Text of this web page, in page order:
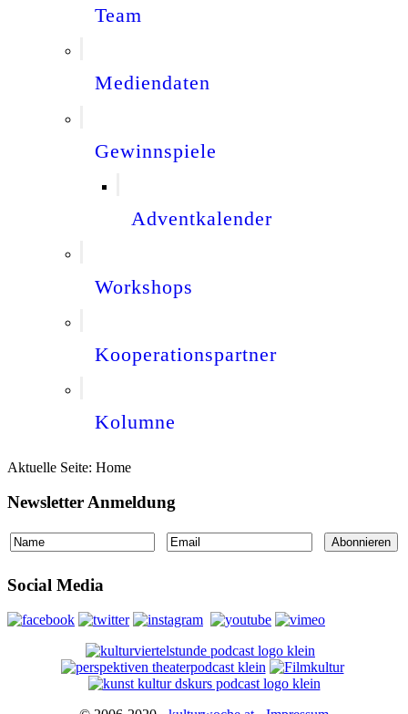
Team
Mediendaten
Gewinnspiele
Adventkalender
Workshops
Kooperationspartner
Kolumne
Aktuelle Seite: Home
Newsletter Anmeldung
Social Media